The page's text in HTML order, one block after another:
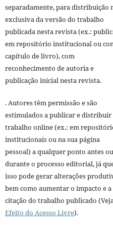
separadamente, para distribuição
exclusiva da versão do trabalho
publicada nesta revista (ex.:
em repositório institucional ou
capítulo de livro), com
reconhecimento de autoria e
publicação inicial nesta revista.
. Autores têm permissão e são
estimulados a publicar e distribuir
trabalho online (ex.: em
institucionais ou na sua página
pessoal) a qualquer ponto antes ou
durante o processo editorial, já
isso pode gerar alterações
bem como aumentar o impacto e a
citação do trabalho publicado
Efeito do Acesso Livre).